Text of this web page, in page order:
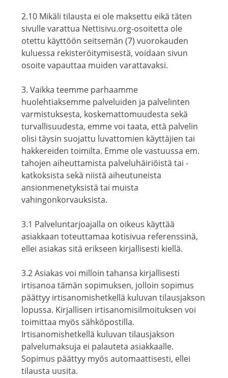
2.10 Mikäli tilausta ei ole maksettu eikä täten
sivulle varattua Nettisivu.org-osoitetta ole
otettu käyttöön seitsemän (7) vuorokauden
kuluessa rekisteröitymisestä, voidaan sivun
osoite vapauttaa muiden varattavaksi.
3. Vaikka teemme parhaamme
huolehtiaksemme palveluiden ja palvelinten
varmistuksesta, koskemattomuudesta sekä
turvallisuudesta, emme voi taata, että palvelin
olisi täysin suojattu luvattomien käyttäjien tai
hakkereiden toimilta. Emme ole vastuussa em.
tahojen aiheuttamista palveluhäiriöistä tai -
katkoksista sekä niistä aiheutuneista
ansionmenetyksistä tai muista
vahingonkorvauksista.
3.1 Palveluntarjoajalla on oikeus käyttää
asiakkaan toteuttamaa kotisivua referenssinä,
ellei asiakas sitä erikseen kirjallisesti kiellä.
3.2 Asiakas voi milloin tahansa kirjallisesti
irtisanoa tämän sopimuksen, jolloin sopimus
päättyy irtisanomishetkellä kuluvan tilausjakson
lopussa. Kirjallisen irtisanomisilmoituksen voi
toimittaa myös sähköpostilla.
Irtisanomishetkellä kuluvan tilausjakson
palvelumaksuja ei palauteta asiakkaalle.
Sopimus päättyy myös automaattisesti, ellei
tilausta uusita.